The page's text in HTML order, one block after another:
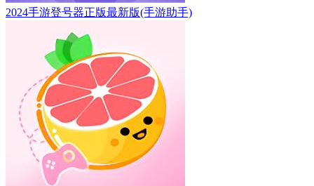
2024手游登号器正版最新版(手游助手)